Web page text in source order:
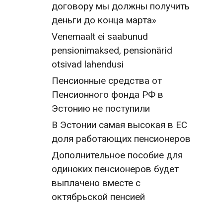
договору мы должны получить
деньги до конца марта»
Venemaalt ei saabunud
pensionimaksed, pensionärid
otsivad lahendusi
Пенсионные средства от
Пенсионного фонда РФ в
Эстонию не поступили
В Эстонии самая высокая в ЕС
доля работающих пенсионеров
Дополнительное пособие для
одиноких пенсионеров будет
выплачено вместе с
октябрьской пенсией